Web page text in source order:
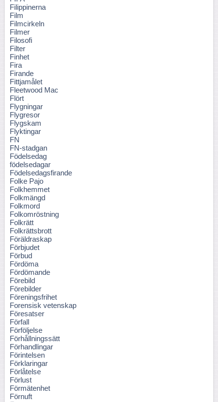
Filippinerna
Film
Filmcirkeln
Filmer
Filosofi
Filter
Finhet
Fira
Firande
Fittjamålet
Fleetwood Mac
Flört
Flygningar
Flygresor
Flygskam
Flyktingar
FN
FN-stadgan
Födelsedag
födelsedagar
Födelsedagsfirande
Folke Pajo
Folkhemmet
Folkmängd
Folkmord
Folkomröstning
Folkrätt
Folkrättsbrott
Föräldraskap
Förbjudet
Förbud
Fördöma
Fördömande
Förebild
Förebilder
Föreningsfrihet
Forensisk vetenskap
Föresatser
Förfall
Förföljelse
Förhållningssätt
Förhandlingar
Förintelsen
Förklaringar
Förlåtelse
Förlust
Förmätenhet
Förnuft